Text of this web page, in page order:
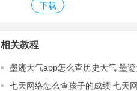
下载
相关教程
墨迹天气app怎么查历史天气 墨
七天网络怎么查孩子的成绩 七天